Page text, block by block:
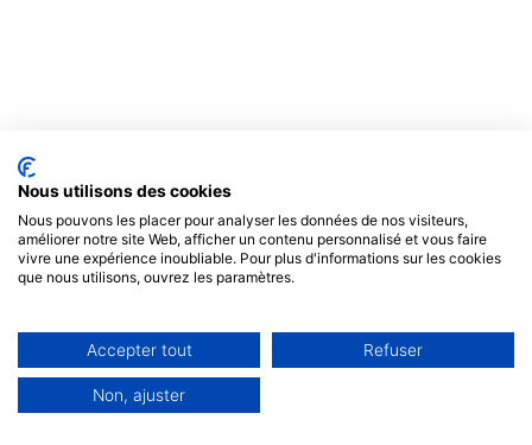
Nous utilisons des cookies
Nous pouvons les placer pour analyser les données de nos visiteurs,
améliorer notre site Web, afficher un contenu personnalisé et vous faire
vivre une expérience inoubliable. Pour plus d'informations sur les cookies
que nous utilisons, ouvrez les paramètres.
Accepter tout Refuser
Non, ajuster